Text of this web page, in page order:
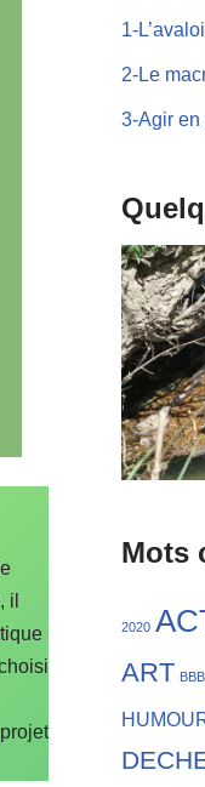
il
1-
2-Le
3-Agir en
Mots
2020
ART BBB